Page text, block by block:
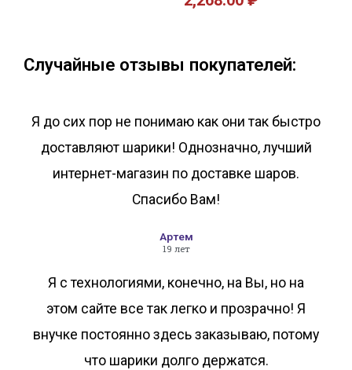
Случайные отзывы покупателей:
Я до сих пор не понимаю как они так быстро
доставляют шарики! Однозначно, лучший
интернет-магазин по доставке шаров.
Спасибо Вам!
Артем
19 лет
Я с технологиями, конечно, на Вы, но на
этом сайте все так легко и прозрачно! Я
внучке постоянно здесь заказываю, потому
что шарики долго держатся.